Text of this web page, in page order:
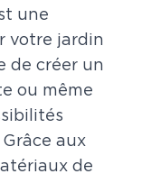
une
votre jardin
de créer un
ou même
aux
de